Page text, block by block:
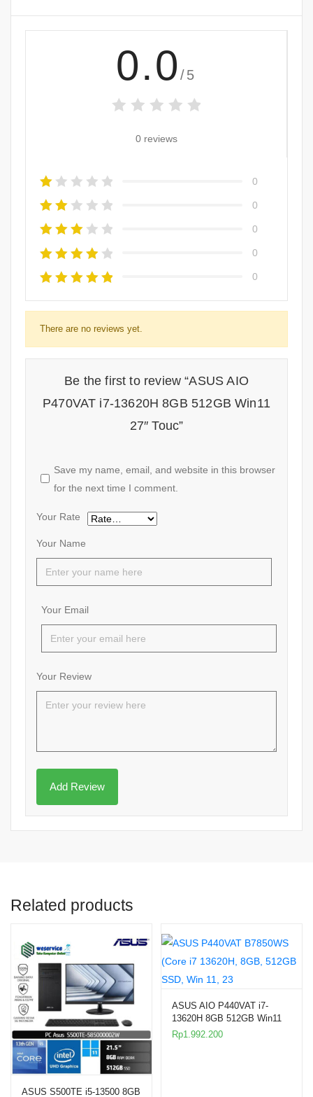
0.0 /5
0 reviews
0
0
0
0
0
There are no reviews yet.
Be the first to review “ASUS AIO
P470VAT i7-13620H 8GB 512GB Win11
27″ Touc”
Your Name
Your Email
Save my name, email, and website in this browser
for the next time I comment.
Your Rate
Your Review
Related products
ASUS S500TE i5-13500 8GB
ASUS AIO P440VAT i7-
13620H 8GB 512GB Win11
23.8″ Touch
Rp1.992.200